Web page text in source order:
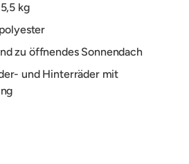
kg
zu öffnendes Sonnendach
und Hinterräder mit